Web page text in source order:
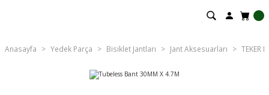
Anasayfa Yedek Parça Bisiklet Jantları Jant Aksesuarları TEKER